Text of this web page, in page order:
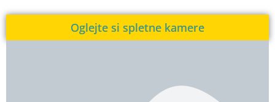
Oglejte si spletne kamere